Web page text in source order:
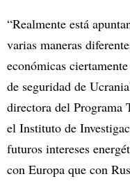
“Realmente está
varias maneras
económicas
de seguridad de
directora del Programa
el Instituto de
futuros intereses
con Europa que con